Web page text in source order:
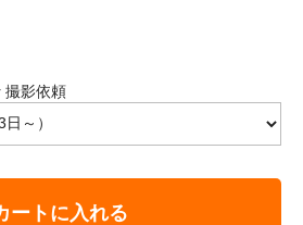
撮影依頼
ートに入れる